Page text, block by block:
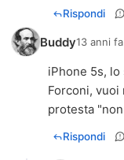
Rispondi
Buddy13 anni fa
iPhone 5s,
Forconi,
protesta
Rispondi